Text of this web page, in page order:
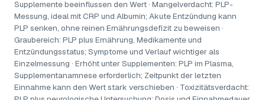
Supplemente beeinflussen den Wert · Mangelverdacht: PLP-
Messung, ideal mit CRP und Albumin; Akute Entzündung kann
PLP senken, ohne reinen Ernährungsdefizit zu beweisen ·
Graubereich: PLP plus Ernährung, Medikamente und
Entzündungsstatus; Symptome und Verlauf wichtiger als
Einzelmessung · Erhöht unter Supplementen: PLP im Plasma,
Supplementanamnese erforderlich; Zeitpunkt der letzten
Einnahme kann den Wert stark verschieben · Toxizitätsverdacht: